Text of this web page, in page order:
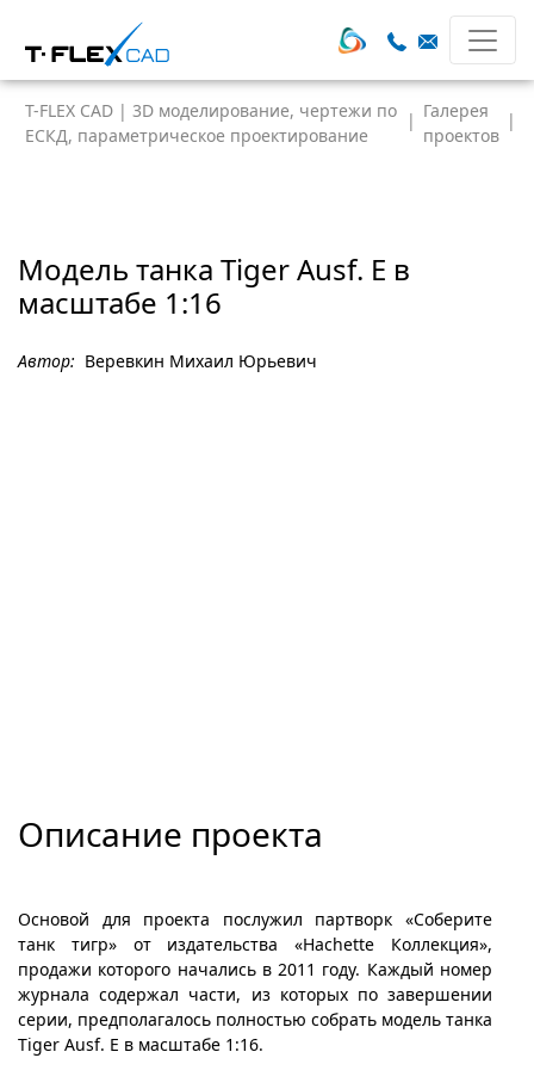
T-FLEX CAD | 3D моделирование, чертежи по
ЕСКД, параметрическое проектирование
| Галерея
проектов
|
Модель танка Tiger Ausf. E в
масштабе 1:16
Автор: Веревкин Михаил Юрьевич
Описание проекта
Основой для проекта послужил партворк «Соберите
танк тигр» от издательства «Hachette Коллекция»,
продажи которого начались в 2011 году. Каждый номер
журнала содержал части, из которых по завершении
серии, предполагалось полностью собрать модель танка
Tiger Ausf. E в масштабе 1:16.